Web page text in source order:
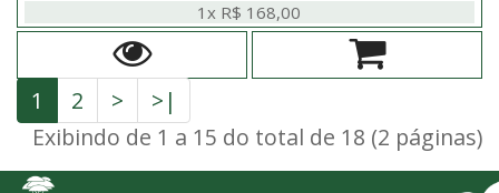
1x R$ 168,00
1 2 >
>|
Exibindo de 1 a 15 do total de 18 (2 páginas)